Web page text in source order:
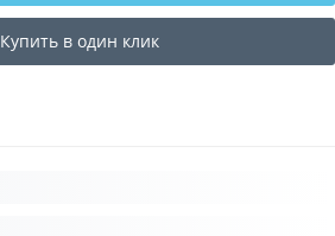
Купить в один клик